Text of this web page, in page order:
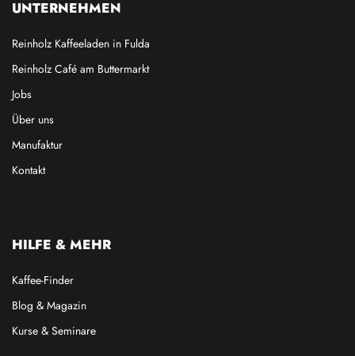
UNTERNEHMEN
Reinholz Kaffeeladen in Fulda
Reinholz Café am Buttermarkt
Jobs
Über uns
Manufaktur
Kontakt
HILFE & MEHR
Kaffee-Finder
Blog & Magazin
Kurse & Seminare